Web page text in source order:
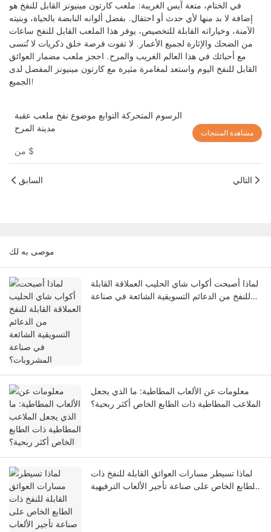
في الختام، متعة آيس الغريبة: ملعب كارتون مينيونز القابل للنفخ هو
إضافة لا بد منها لأي حدث أو احتفال. بفضل ألوانه النابضة بالحياة، وبنيته
الآمنة، وخياراته القابلة للتخصيص، يوفر هذا الملعب القابل للنفخ ساعات
من الضحك والإثارة لجميع الأعمار. لا تفوت فرصة خلق ذكريات لا تُنسى
مع أحبائك في هذا العالم الغريب والمرح. احجز ملعب مضمار العوائق
القابل للنفخ اليوم واستعد لمغامرة مثيرة مع كارتون مينيونز المفضل لدى
الجميع!
الرسوم المتحركة التوابع موضوع نفخ ملعب عقبة
مدينة المرح
$
مشاهدة المنتجات
السابق التالي
موصى به لك
لماذا أصبحت أكواب شاي الحليب العملاقة القابلة
للنفخ من الدعائم التسويقية الشائعة في صناعة
معلومات عن الألعاب المطاطية: ما الذي يجعل
الملاعب المطاطية ذات الطابع الخاص أكثر ربحية؟
لماذا تسيطر مسارات العوائق القابلة للنفخ ذات
الطابع الخاص على صناعة تأجير الألعاب الترفيهية